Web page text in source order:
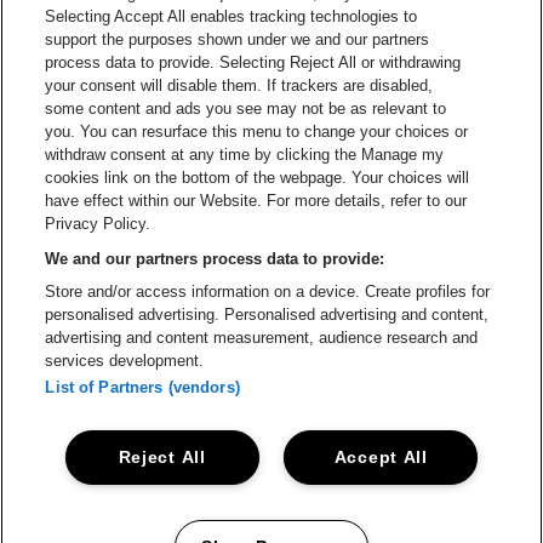
Ga naar de website van Croky
Ga naar de website van
Ga naar de website van Le Soir
Ga naar de
Ga naar de website van
Vorst Nationaal is een deel van be•at
Vorst Nationaal
Victor Rousseaulaan 208, 1190 Vorst
Be-At Venues
Schijnpoortweg 119, 2170 Antwerpen
BTW (BE) 0461.051.688 - RPR Antwerpen
BNP Paribas Fortis - IBAN: BE93 2200 4925 0067 - BIC:
GEBABEBB
ProclaimerCookiesManage my cookiesPrivacy
Selecting Accept All enables tracking technologies to
support the purposes shown under we and our partners
process data to provide. Selecting Reject All or withdrawing
your consent will disable them. If trackers are disabled,
some content and ads you see may not be as relevant to
you. You can resurface this menu to change your choices or
withdraw consent at any time by clicking the Manage my
cookies link on the bottom of the webpage. Your choices will
have effect within our Website. For more details, refer to our
Privacy Policy.
We and our partners process data to provide:
Store and/or access information on a device. Create profiles for
personalised advertising. Personalised advertising and content,
advertising and content measurement, audience research and
services development.
List of Partners (vendors)
Accept All
Reject All